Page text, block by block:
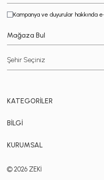
Kampanya ve duyurular hakkında
Mağaza Bul
KATEGORİLER
BİLGİ
KURUMSAL
© 2026 ZEKİ